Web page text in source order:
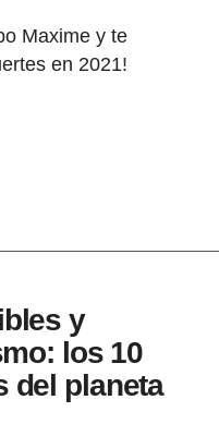
Maxime y te
en 2021!
y
los 10
del planeta